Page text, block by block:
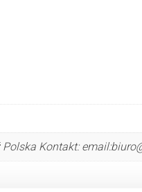
Kontakt: